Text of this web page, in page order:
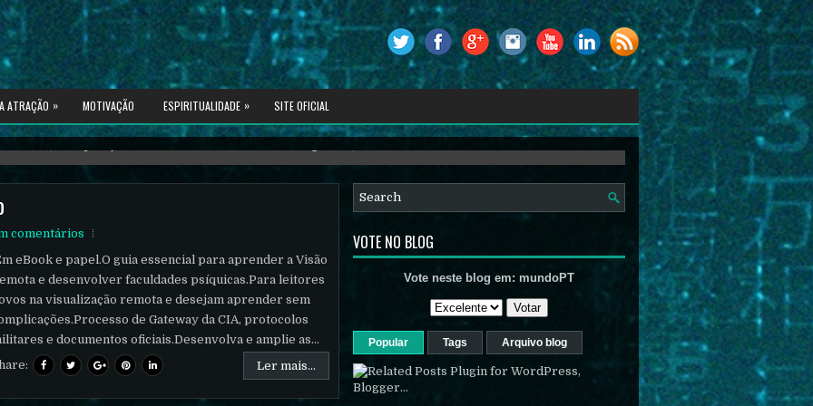
ATRAÇÃO » MOTIVAÇÃO ESPIRITUALIDADE » SITE OFICIAL
comentários
eBook e papel.O guia essencial para aprender a Visão
e desenvolver faculdades psíquicas.Para leitores
na visualização remota e desejam aprender sem
de Gateway da CIA, protocolos
e documentos oficiais.Desenvolva e amplie as...
Ler mais...
VOTE NO BLOG
Vote neste blog em: mundoPT
Popular Tags Arquivo blog